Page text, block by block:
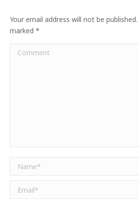
Your email address will not be
marked *
Comment
Name *
Email *